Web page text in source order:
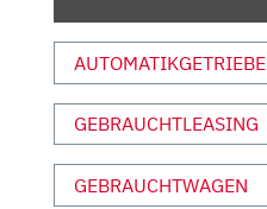
MOTOR
UND
SPORT“
VON
ANZEIGEN
AUTOMATIKGETRIEBE
GEBRAUCHTLEASING
GEBRAUCHTWAGEN